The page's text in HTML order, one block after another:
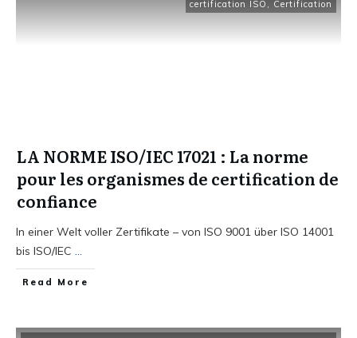
certification ISO , Certification
LA NORME ISO/IEC 17021 : La norme
pour les organismes de certification de
confiance
In einer Welt voller Zertifikate – von ISO 9001 über ISO 14001
bis ISO/IEC ...
Read More